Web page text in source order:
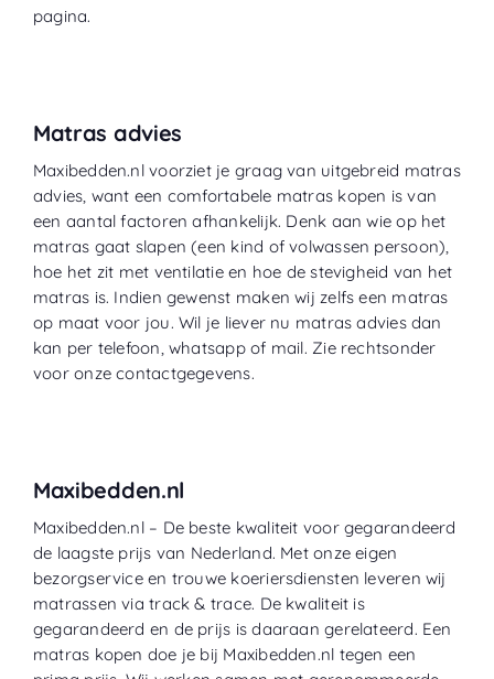
pagina.
Matras advies
Maxibedden.nl voorziet je graag van uitgebreid matras
advies, want een comfortabele matras kopen is van
een aantal factoren afhankelijk. Denk aan wie op het
matras gaat slapen (een kind of volwassen persoon),
hoe het zit met ventilatie en hoe de stevigheid van het
matras is. Indien gewenst maken wij zelfs een matras
op maat voor jou. Wil je liever nu matras advies dan
kan per telefoon, whatsapp of mail. Zie rechtsonder
voor onze contactgegevens.
Maxibedden.nl
Maxibedden.nl – De beste kwaliteit voor gegarandeerd
de laagste prijs van Nederland. Met onze eigen
bezorgservice en trouwe koeriersdiensten leveren wij
matrassen via track & trace. De kwaliteit is
gegarandeerd en de prijs is daaraan gerelateerd. Een
matras kopen doe je bij Maxibedden.nl tegen een